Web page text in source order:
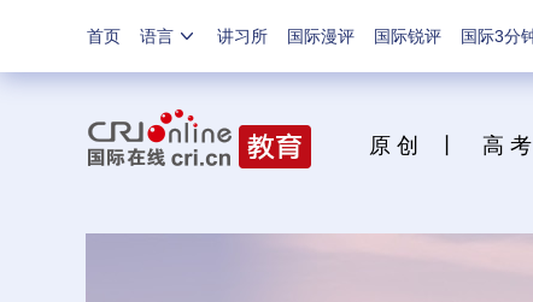
首页 语言 讲习所 国际漫评 国际锐评 国际3分
原 创 高 考